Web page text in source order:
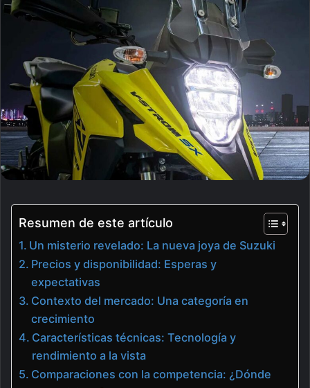
email
Resumen de este artículo
Un misterio revelado: La nueva joya de Suzuki
Precios y disponibilidad: Esperas y
expectativas
Contexto del mercado: Una categoría en
crecimiento
Características técnicas: Tecnología y
rendimiento a la vista
Comparaciones con la competencia: ¿Dónde